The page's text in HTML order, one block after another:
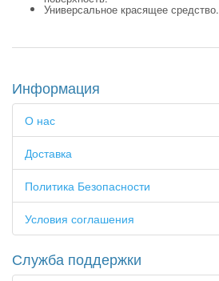
Универсальное красящее средство.
Информация
О нас
Доставка
Политика Безопасности
Условия соглашения
Служба поддержки